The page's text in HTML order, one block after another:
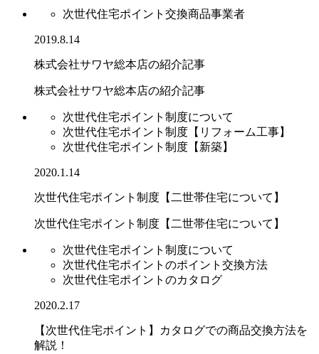
次世代住宅ポイント交換商品事業者
2019.8.14
株式会社サワヤ総本店の紹介記事
株式会社サワヤ総本店の紹介記事
次世代住宅ポイント制度について
次世代住宅ポイント制度【リフォーム工事】
次世代住宅ポイント制度【新築】
2020.1.14
次世代住宅ポイント制度【二世帯住宅について】
次世代住宅ポイント制度【二世帯住宅について】
次世代住宅ポイント制度について
次世代住宅ポイントのポイント交換方法
次世代住宅ポイントのカタログ
2020.2.17
【次世代住宅ポイント】カタログでの商品交換方法を
解説！